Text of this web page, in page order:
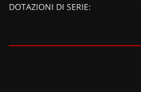
DOTAZIONI DI SERIE:
Colore Smoky Grey,